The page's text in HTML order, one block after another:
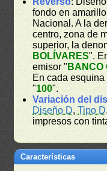
fondo en
Nacional. A la
centro, zona de
superior, la
BOLÍVARES".
emisor " BANCO
En cada
"100".
Variación del
Diseño D,Tipo D
impresos con
Características